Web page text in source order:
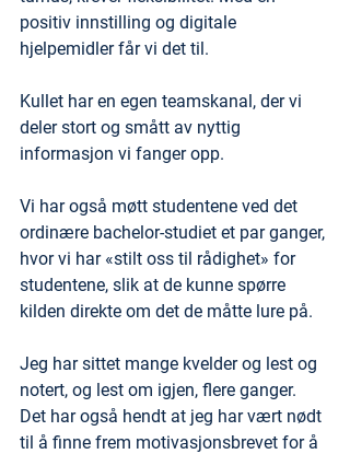
positiv innstilling og digitale
hjelpemidler får vi det til.
Kullet har en egen teamskanal, der vi
deler stort og smått av nyttig
informasjon vi fanger opp.
Vi har også møtt studentene ved det
ordinære bachelor-studiet et par ganger,
hvor vi har «stilt oss til rådighet» for
studentene, slik at de kunne spørre
kilden direkte om det de måtte lure på.
Jeg har sittet mange kvelder og lest og
notert, og lest om igjen, flere ganger.
Det har også hendt at jeg har vært nødt
til å finne frem motivasjonsbrevet for å